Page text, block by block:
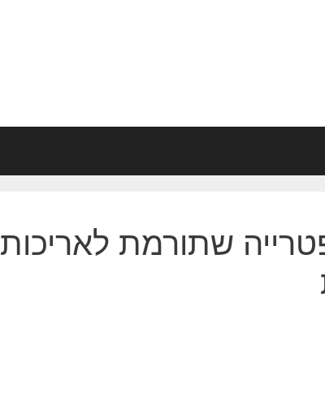
שתורמת לאריכות